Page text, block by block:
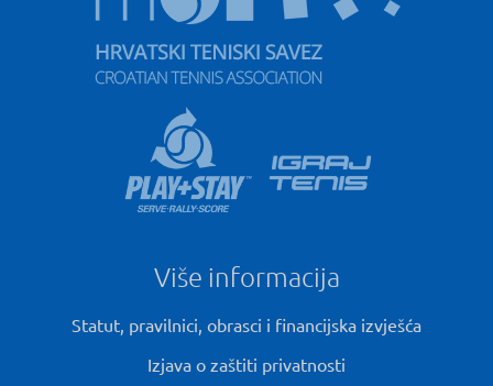
Više informacija
Statut, pravilnici, obrasci i financijska izvješća
Izjava o zaštiti privatnosti